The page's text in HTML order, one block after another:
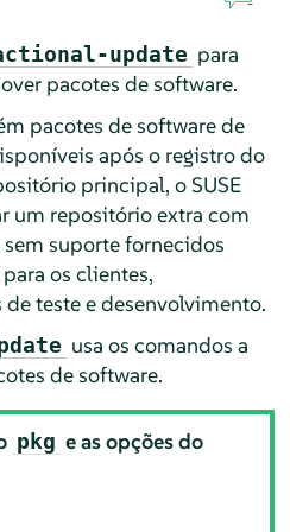
update para
pacotes de software.
pacotes de software de
após o registro do
principal, o SUSE
um repositório extra com
suporte fornecidos
os clientes,
teste e desenvolvimento.
usa os comandos a
de software.
pkg e as opções do